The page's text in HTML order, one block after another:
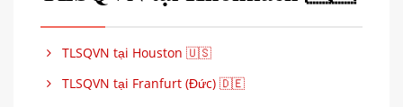
TLSQVN tại Houston 🇺🇸
TLSQVN tại Franfurt (Đức) 🇩🇪